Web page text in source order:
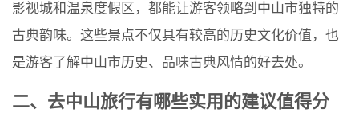
影视城和温泉度假区，都能让游客领略到中山市独特的
古典韵味。这些景点不仅具有较高的历史文化价值，也
是游客了解中山市历史、品味古典风情的好去处。
二、去中山旅行有哪些实用的建议值得分